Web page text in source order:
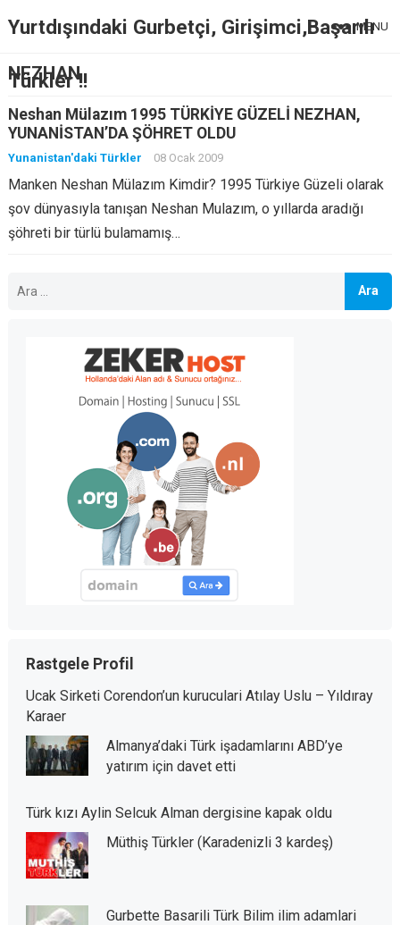
Yurtdışındaki Gurbetçi, Girişimci,Başarılı
Türkler !!
MENU
NEZHAN
Neshan Mülazım 1995 TÜRKİYE GÜZELİ NEZHAN,
YUNANİSTAN’DA ŞÖHRET OLDU
Yunanistan'daki Türkler 08 Ocak 2009
Manken Neshan Mülazım Kimdir? 1995 Türkiye Güzeli olarak
şov dünyasıyla tanışan Neshan Mulazım, o yıllarda aradığı
şöhreti bir türlü bulamamış…
Rastgele Profil
Ucak Sirketi Corendon’un kuruculari Atılay Uslu – Yıldıray
Karaer
Almanya’daki Türk işadamlarını ABD’ye
yatırım için davet etti
Türk kızı Aylin Selcuk Alman dergisine kapak oldu
Müthiş Türkler (Karadenizli 3 kardeş)
Gurbette Basarili Türk Bilim ilim adamlari